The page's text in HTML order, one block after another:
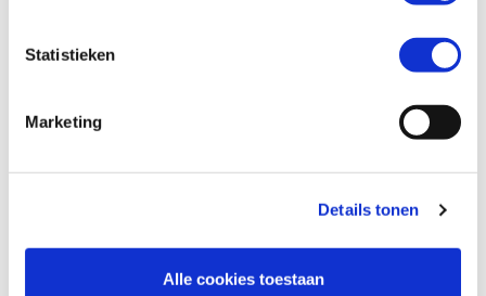
Statistieken
Marketing
Details tonen
Alle cookies toestaan
MotoPort Rockanje
MotoPort Rockanje